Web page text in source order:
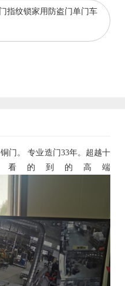
指纹锁家用防盗门单门车
门。 专业造门33年。超越十
的到的高端